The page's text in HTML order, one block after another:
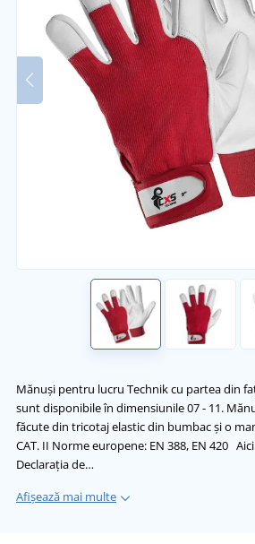
Mănuși pentru lucru Technik cu partea din
sunt disponibile în dimensiunile 07 - 11.
făcute din tricotaj elastic din bumbac și o
CAT. II Norme europene: EN 388, EN 420
Declarația de…
Afișează mai multe